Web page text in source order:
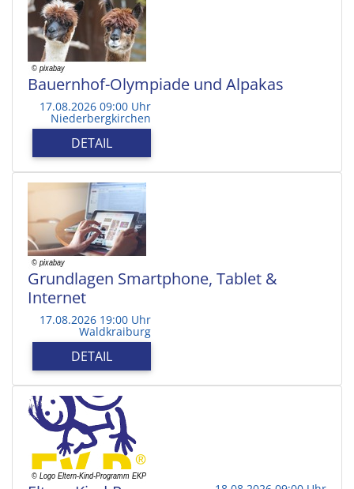
Bauernhof-Olympiade und Alpakas
17.08.2026 09:00 Uhr
Niederbergkirchen
DETAIL
Grundlagen Smartphone, Tablet &
Internet
17.08.2026 19:00 Uhr
Waldkraiburg
DETAIL